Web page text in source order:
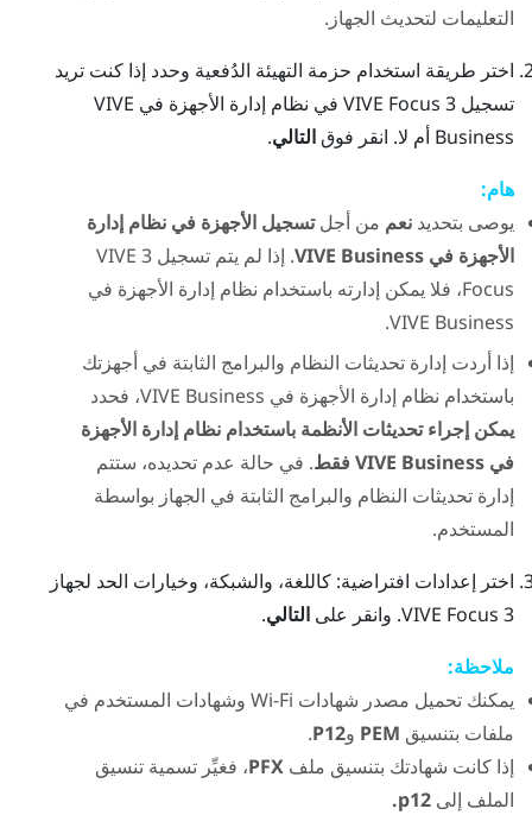
التعليمات لتحديث الجهاز.
اختر طريقة استخدام حزمة التهيئة الدُفعية وحدد إذا كنت تريد
تسجيل 3
VIVE Focus في
نظام إدارة الأجهزة في VIVE
Business أم لا. انقر فوقالتالي.
هام:
يوصى بتحديد نعم من أجلتسجيل الأجهزة في نظام إدارة
الأجهزة في VIVE Business
. إذا لم يتم تسجيل 3
VIVE
Focus، فلا يمكن إدارته باستخدام نظام إدارة الأجهزة في
VIVE Business
.
إذا أردت إدارة تحديثات النظام والبرامج الثابتة في أجهزتك
باستخدام نظام إدارة الأجهزة في VIVE Business
، فحدد
يمكن إجراء تحديثات الأنظمة باستخدام نظام إدارة الأجهزة
في VIVE Business فقط
. في حالة عدم تحديده، ستتم
إدارة تحديثات النظام والبرامج الثابتة في الجهاز بواسطة
المستخدم.
اختر إعدادات افتراضية: كاللغة، والشبكة، وخيارات الحد لجهاز
3
VIVE Focus. وانقر على التالي.
ملاحظة:
يمكنك تحميل مصدر شهادات Wi‍-Fi وشهادات المستخدم في
ملفات بتنسيق PEM وP12
.
إذا كانت شهادتك بتنسيق ملف PFX، فغيِّر تسمية تنسيق
الملف إلى p12.